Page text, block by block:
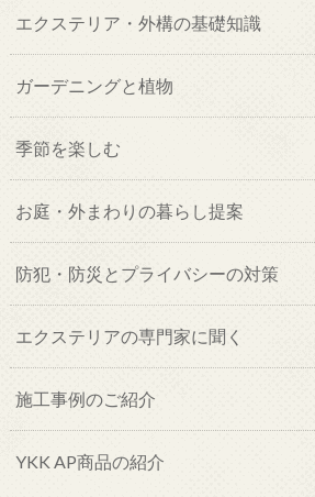
エクステリア・外構の基礎知識
ガーデニングと植物
季節を楽しむ
お庭・外まわりの暮らし提案
防犯・防災とプライバシーの対策
エクステリアの専門家に聞く
施工事例のご紹介
YKK AP商品の紹介